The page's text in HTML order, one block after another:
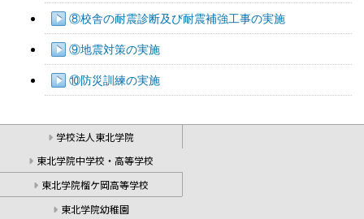
⑧校舎の耐震診断及び耐震補強工事の実施
⑨地震対策の実施
⑩防災訓練の実施
学校法人東北学院
東北学院中学校・高等学校
東北学院榴ケ岡高等学校
東北学院幼稚園